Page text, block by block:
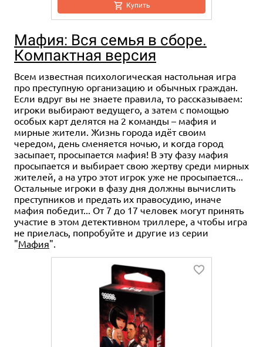
Купить
Мафия: Вся семья в сборе.
Компактная версия
Всем известная психологическая настольная игра
про преступную организацию и обычных граждан.
Если вдруг вы не знаете правила, то рассказываем:
игроки выбирают ведущего, а затем с помощью
особых карт делятся на 2 команды – мафия и
мирные жители. Жизнь города идёт своим
чередом, день сменяется ночью, и когда город
засыпает, просыпается мафия! В эту фазу мафия
просыпается и выбирает свою жертву среди мирных
жителей, а на утро этот игрок уже не просыпается...
Остальные игроки в фазу дня должны вычислить
преступников и предать их правосудию, иначе
мафия победит... От 7 до 17 человек могут принять
участие в этом детективном триллере, а чтобы игра
не приелась, попробуйте и другие из серии
"Мафия".